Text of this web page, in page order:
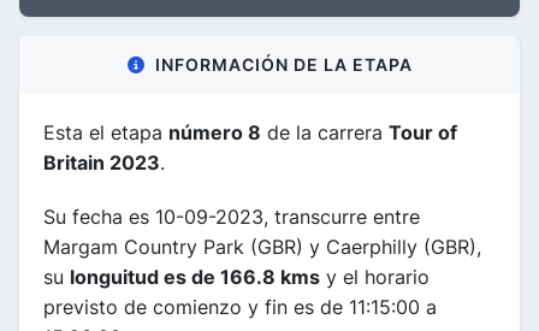
INFORMACIÓN DE LA ETAPA
Esta el etapa número 8 de la carrera Tour of
Britain 2023.
Su fecha es 10-09-2023, transcurre entre
Margam Country Park (GBR) y Caerphilly (GBR),
su longuitud es de 166.8 kms y el horario
previsto de comienzo y fin es de 11:15:00 a